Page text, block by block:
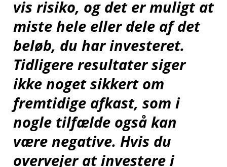
vis risiko, og det er muligt at
miste hele eller dele af det
beløb, du har investeret.
Tidligere resultater siger
ikke noget sikkert om
fremtidige afkast, som i
nogle tilfælde også kan
være negative. Hvis du
overvejer at investere i